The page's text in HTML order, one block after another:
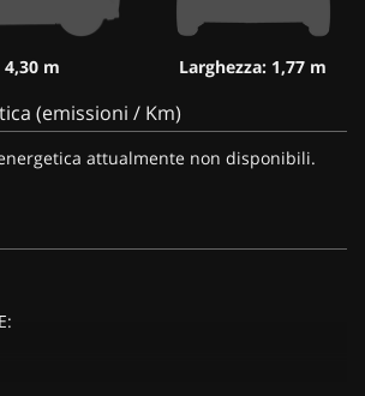
4,30 m Larghezza: 1,77 m
(emissioni / Km)
attualmente non disponibili.